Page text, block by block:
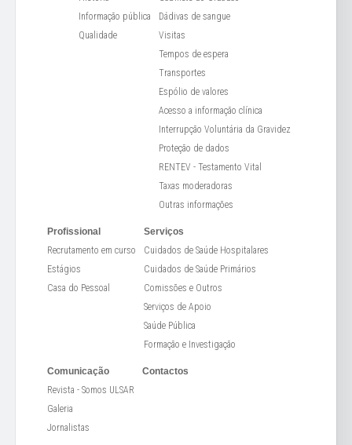
Informação pública
Qualidade
Dádivas de sangue
Visitas
Tempos de espera
Transportes
Espólio de valores
Acesso a informação clínica
Interrupção Voluntária da Gravidez
Proteção de dados
RENTEV - Testamento Vital
Taxas moderadoras
Outras informações
Profissional
Recrutamento em curso
Estágios
Casa do Pessoal
Serviços
Cuidados de Saúde Hospitalares
Cuidados de Saúde Primários
Comissões e Outros
Serviços de Apoio
Saúde Pública
Formação e Investigação
Comunicação
Revista - Somos ULSAR
Galeria
Jornalistas
Contactos